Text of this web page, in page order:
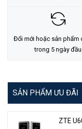
Đầu Ra Chất Lượng
Độ phân giải hình ảnh
Đổi mới hoặc sản phẩm
trong 5 ngày đầu
SẢN PHẨM ƯU ĐÃI